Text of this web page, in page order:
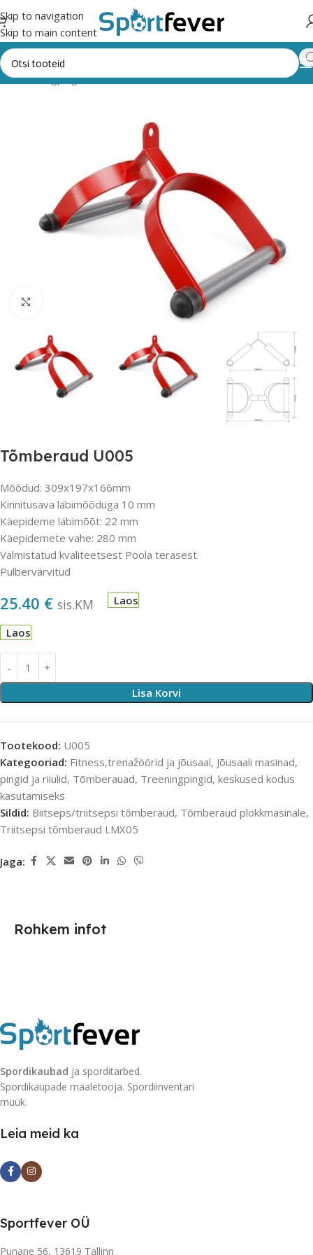
Skip to navigation
Skip to main content
Treeningpingid, keskused kodus kasutamiseks Tõmberauad
Tõmberaud U005
Mõõdud: 309x197x166mm
Kinnitusava läbimõõduga 10 mm
Käepideme läbimõõt: 22 mm
Käepidemete vahe: 280 mm
Valmistatud kvaliteetsest Poola terasest
Pulbervärvitud
25.40 € sis.KM Laos
Laos
Lisa Korvi
Tootekood: U005
Kategooriad: Fitness,trenažöörid ja jõusaal, Jõusaali masinad,
pingid ja riiulid, Tõmberauad, Treeningpingid, keskused kodus
kasutamiseks
Sildid: Biitseps/triitsepsi tõmberaud, Tõmberaud plokkmasinale,
Triitsepsi tõmberaud LMX05
Jaga:
Rohkem infot
Spordikaubad ja sporditarbed.
Spordikaupade maaletooja. Spordiinventari
müük.
Leia meid ka
Sportfever OÜ
Punane 56, 13619 Tallinn